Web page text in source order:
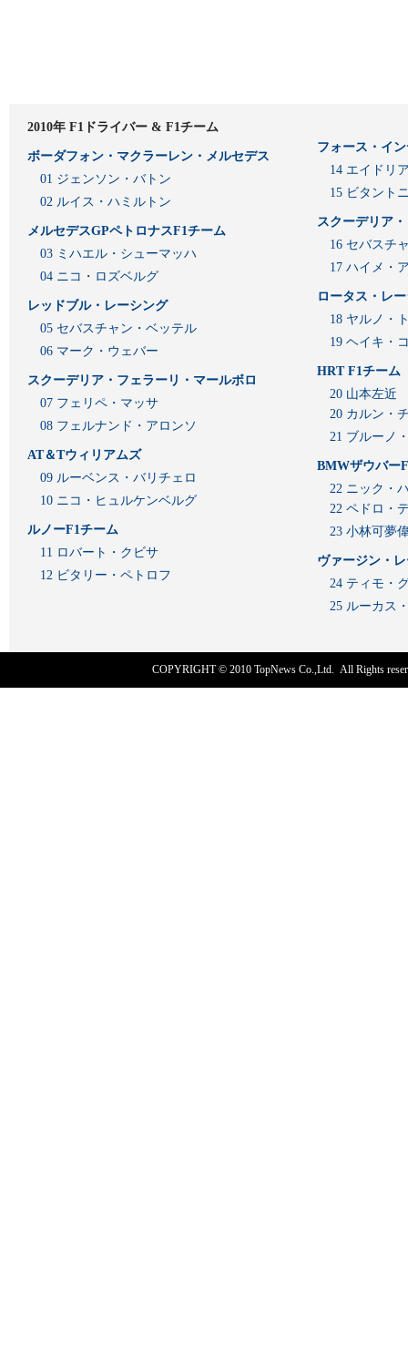
2010年 F1ドライバー & F1チーム
ボーダフォン・マクラーレン・メルセデス
01 ジェンソン・バトン
02 ルイス・ハミルトン
メルセデスGPペトロナスF1チーム
03 ミハエル・シューマッハ
04 ニコ・ロズベルグ
レッドブル・レーシング
05 セバスチャン・ベッテル
06 マーク・ウェバー
スクーデリア・フェラーリ・マールボロ
07 フェリペ・マッサ
08 フェルナンド・アロンソ
AT＆Tウィリアムズ
09 ルーベンス・バリチェロ
10 ニコ・ヒュルケンベルグ
ルノーF1チーム
11 ロバート・クビサ
12 ビタリー・ペトロフ
フォース・イ
14 エイドリ
15 ビタント
スクーデリア
16 セバスチ
17 ハイメ・
ロータス・レ
18 ヤルノ・
19 ヘイキ・
HRT F1チーム
20 山本左近
20 カルン・
21 ブルーノ
BMWザウバー
22 ニック・
22 ペドロ・
23 小林可夢
ヴァージン・
24 ティモ・
25 ルーカス
COPYRIGHT © 2010 TopNews Co.,Ltd. All Rights